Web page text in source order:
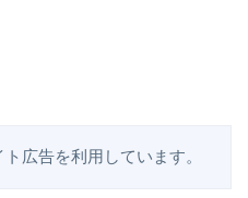
広告を利用しています。